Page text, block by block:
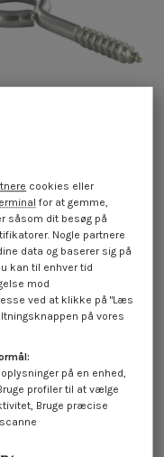
Rustfrit stål A2
4,30 €inkl. moms
cookies eller
for at gemme,
såsom dit besøg på
Nogle partnere
data og baserer sig på
kan til enhver tid
mod
ved at klikke på "Læs
på vores
på en enhed,
profiler til at vælge
Bruge præcise